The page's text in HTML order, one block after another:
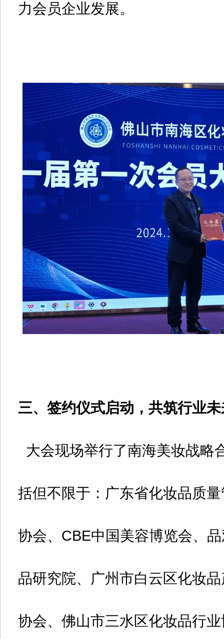
力会员企业发展。
三、签约仪式启动，共筑行业
大会现场举行了南海美妆战略
括但不限于：广东省化妆品质
协会、CBE中国美容博览会、
品研究院、广州市白云区化妆
协会、佛山市三水区化妆品行